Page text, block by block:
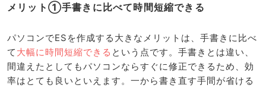
メリット①手書きに比べて時間短縮できる
パソコンでESを作成する大きなメリットは、手書きに比べ
て 大幅に時間短縮できる という点です。手書きとは違い、
間違えたとしてもパソコンならすぐに修正できるため、効
率はとても良いといえます。一から書き直す手間が省ける